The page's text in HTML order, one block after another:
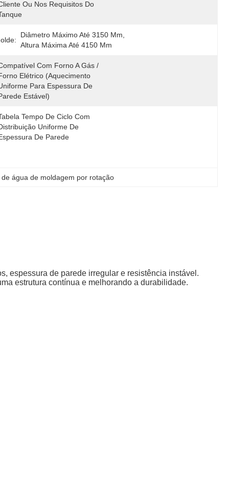
Ou Nos Requisitos Do
Diâmetro Máximo Até 3150 Mm,
Altura Máxima Até 4150 Mm
Com Forno A Gás /
Elétrico (aquecimento
Para Espessura De
Estável)
Tempo De Ciclo Com
Uniforme De
De Parede
de água de moldagem por rotação
espessura de parede irregular e resistência instável.
estrutura contínua e melhorando a durabilidade.